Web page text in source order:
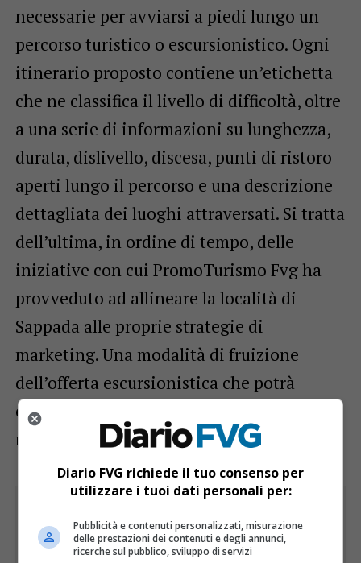
necessarie per avviarsi a piedi lungo un
percorso turistico o escursionistico. Ogni
itinerario proposto contiene un’etichetta
che ne classifica il livello di difficoltà, oltre
a una serie di informazioni su lunghezza,
durata, dislivello, discesa, punti di ristoro
aperti lungo il percorso e una descrizione
dettagliata dei luoghi attraversati. Si tratta
dell’ultima, in ordine di tempo, delle
iniziative con cui PromoTurismo Fvg ha
provveduto ad allineare la località di
Sappada alle proprie strategie di
marketing. Una modalità di fruizione
dell’offerta escursionistica che potrà
essere estesa anche ad altre località
montane.
Diario FVG richiede il tuo consenso per
utilizzare i tuoi dati personali per:
Pubblicità e contenuti personalizzati, misurazione
delle prestazioni dei contenuti e degli annunci,
ricerche sul pubblico, sviluppo di servizi